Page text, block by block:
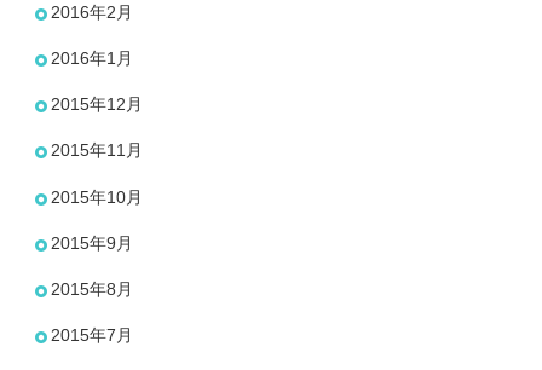
2016年2月
2016年1月
2015年12月
2015年11月
2015年10月
2015年9月
2015年8月
2015年7月